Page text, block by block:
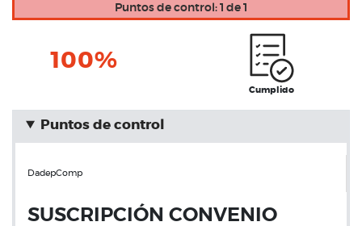
Puntos de control: 1 de 1
100%
Cumplido
Puntos de control
DadepComp
SUSCRIPCIÓN CONVENIO